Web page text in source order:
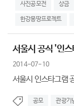
사진공모전 상금
한강몽땅프로젝트
서울시 공식 '인
2014-07-10
서울시 인스타그램
공모 관광기